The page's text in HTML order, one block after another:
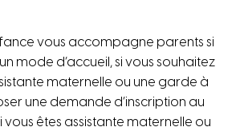
vous accompagne parents si
mode d’accueil, si vous souhaitez
maternelle ou une garde à
une demande d’inscription au
vous êtes assistante maternelle ou